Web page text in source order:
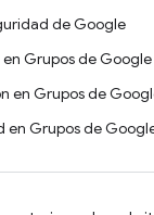
de Google
Grupos de Google
en Grupos de
en Grupos de